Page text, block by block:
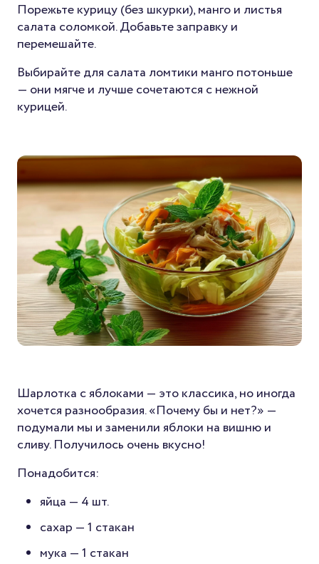
Порежьте курицу (без шкурки), манго и листья
салата соломкой. Добавьте заправку и
перемешайте.
Выбирайте для салата ломтики манго потоньше
— они мягче и лучше сочетаются с нежной
курицей.
Шарлотка с яблоками — это классика, но иногда
хочется разнообразия. «Почему бы и нет?» —
подумали мы и заменили яблоки на вишню и
сливу. Получилось очень вкусно!
Понадобится:
яйца — 4 шт.
сахар — 1 стакан
мука — 1 стакан